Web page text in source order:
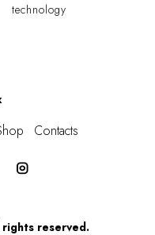
technology
Contacts
reserved.